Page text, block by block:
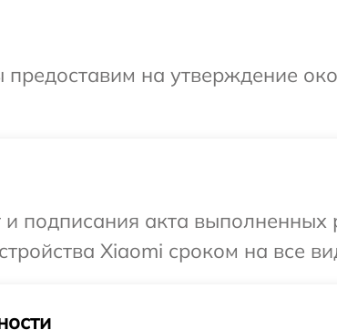
на утверждение
подписания акта выполненных
Xiaomi сроком на все